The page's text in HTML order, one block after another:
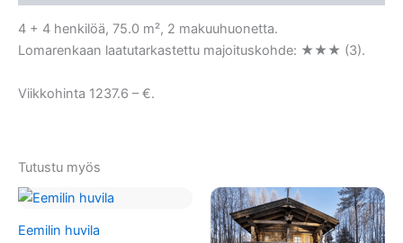
4 + 4 henkilöä, 75.0 m², 2 makuuhuonetta.
Lomarenkaan laatutarkastettu majoituskohde: ★★★ (3).
Viikkohinta 1237.6 – €.
Tutustu myös
Eemilin huvila